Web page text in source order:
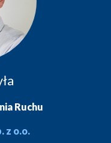
Ruchu
z o.o.